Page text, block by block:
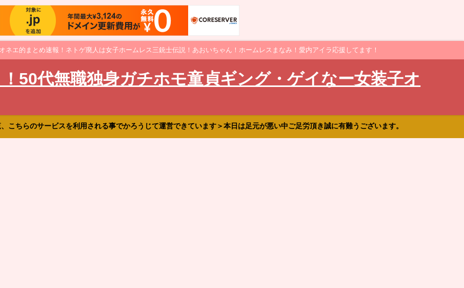
エ的まとめ速報！ネトゲ廃人は女子ホームレス三銃士伝説！あおいちゃん！ホームレスまなみ！愛内アイラ応援してます！
50代無職独身ガチホモ童貞ギング・ゲイなー女装子オ
こちらのサービスを利用される事でかろうじて運営できています＞本日は足元が悪い中ご足労頂き誠に有難うございます。